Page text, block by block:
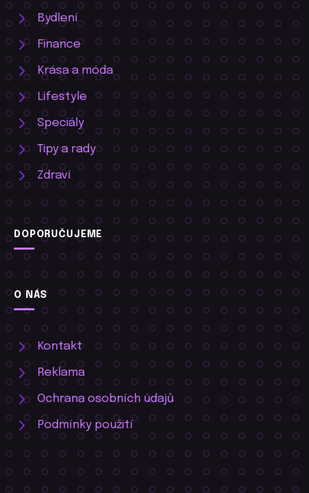
Bydlení
Finance
Krása a móda
Lifestyle
Speciály
Tipy a rady
Zdraví
DOPORUČUJEME
O NÁS
Kontakt
Reklama
Ochrana osobních údajů
Podmínky použití